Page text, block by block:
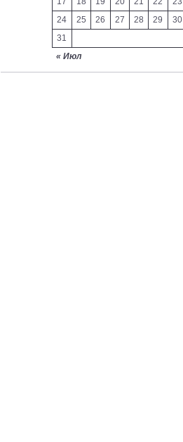
« Июл
24
25 26 27 28 29
30
31